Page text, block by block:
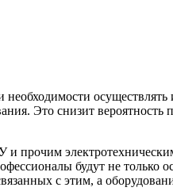
Это снизит
прочим
будут не только
с этим, а